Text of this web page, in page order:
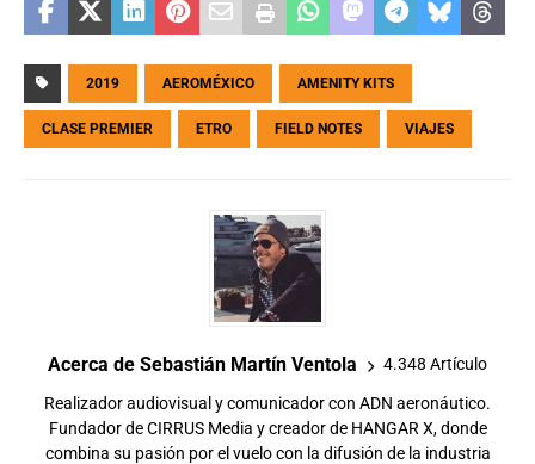
2019 AEROMÉXICO AMENITY KITS
CLASE PREMIER ETRO FIELD NOTES VIAJES
Acerca de Sebastián Martín Ventola 4.348 Artículo
Realizador audiovisual y comunicador con ADN aeronáutico.
Fundador de CIRRUS Media y creador de HANGAR X, donde
combina su pasión por el vuelo con la difusión de la industria